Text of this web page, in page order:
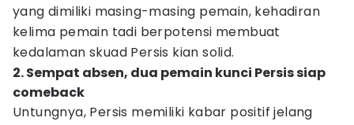
yang dimiliki masing-masing pemain, kehadiran
kelima pemain tadi berpotensi membuat
kedalaman skuad Persis kian solid.
2. Sempat absen, dua pemain kunci Persis siap
comeback
Untungnya, Persis memiliki kabar positif jelang